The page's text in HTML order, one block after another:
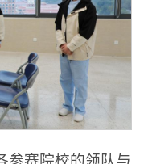
参赛院校的领队与